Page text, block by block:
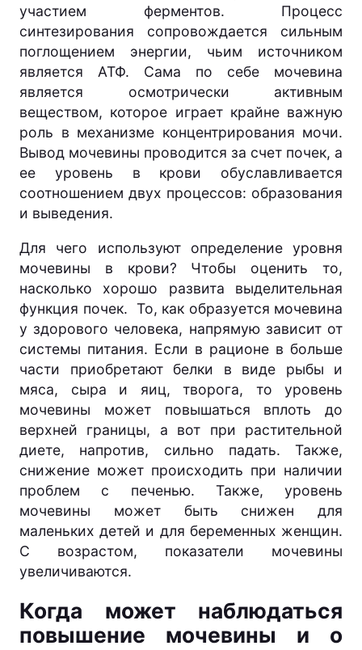
участием ферментов. Процесс
синтезирования сопровождается сильным
поглощением энергии, чьим источником
является АТФ. Сама по себе мочевина
является осмотрически активным
веществом, которое играет крайне важную
роль в механизме концентрирования мочи.
Вывод мочевины проводится за счет почек, а
ее уровень в крови обуславливается
соотношением двух процессов: образования
и выведения.
Для чего используют определение уровня
мочевины в крови? Чтобы оценить то,
насколько хорошо развита выделительная
функция почек. То, как образуется мочевина
у здорового человека, напрямую зависит от
системы питания. Если в рационе в больше
части приобретают белки в виде рыбы и
мяса, сыра и яиц, творога, то уровень
мочевины может повышаться вплоть до
верхней границы, а вот при растительной
диете, напротив, сильно падать. Также,
снижение может происходить при наличии
проблем с печенью. Также, уровень
мочевины может быть снижен для
маленьких детей и для беременных женщин.
С возрастом, показатели мочевины
увеличиваются.
Когда может наблюдаться
повышение мочевины и о